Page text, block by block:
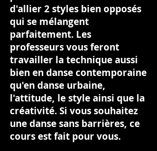
d'allier 2 styles bien opposés
qui se mélangent
parfaitement. Les
professeurs vous feront
travailler la technique aussi
bien en danse contemporaine
qu'en danse urbaine,
l'attitude, le style ainsi que la
créativité. Si vous souhaitez
une danse sans barrières, ce
cours est fait pour vous.